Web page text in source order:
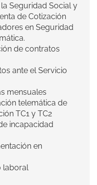
Seguridad Social y
de Cotización
en Seguridad
de contratos
ante el Servicio
mensuales
telemática de
TC1 y TC2
incapacidad
en
laboral